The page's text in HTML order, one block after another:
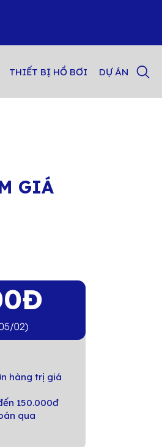
THIẾT BỊ HỒ BƠI DỰ ÁN
GIÁ
02)
hàng trị giá
150.000đ
qua